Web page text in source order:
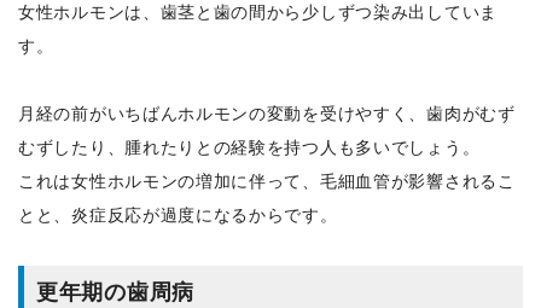
女性ホルモンは、歯茎と歯の間から少しずつ染み出していま
す。
月経の前がいちばんホルモンの変動を受けやすく、歯肉がむず
むずしたり、腫れたりとの経験を持つ人も多いでしょう。
これは女性ホルモンの増加に伴って、毛細血管が影響されるこ
とと、炎症反応が過度になるからです。
更年期の歯周病